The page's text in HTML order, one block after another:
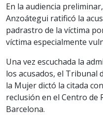
En la audiencia
Anzoátegui ratificó la
padrastro de la víctima
víctima especialmente
Una vez escuchada la
los acusados, el Tribunal
la Mujer dictó la citada
reclusión en el Centro de
Barcelona.